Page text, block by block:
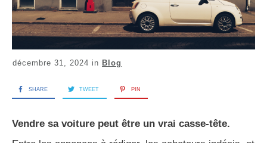
décembre 31, 2024 in Blog
SHARE TWEET PIN
Vendre sa voiture peut être un vrai casse-tête.